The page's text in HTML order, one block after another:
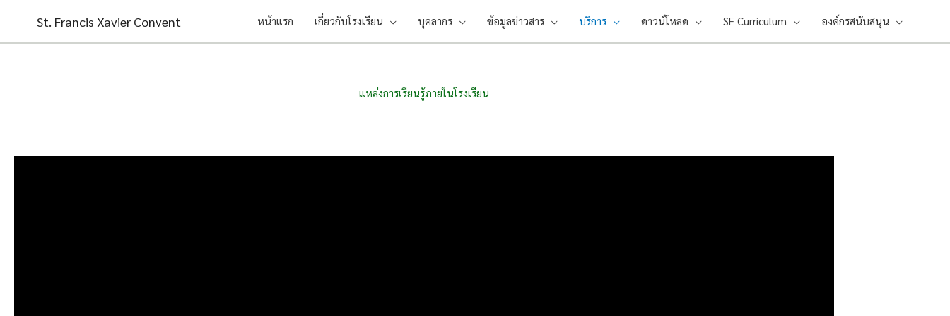
content
St. Francis Xavier Convent หน้าแรก เกี่ยวกับโรงเรียน บุคลากร ข้อมูลข่าวสาร บริการ ดาวน์โหลด SF Curriculum องค์กรสนับสนุน
แหล่งการเรียนรู้ภายในโรงเรียน